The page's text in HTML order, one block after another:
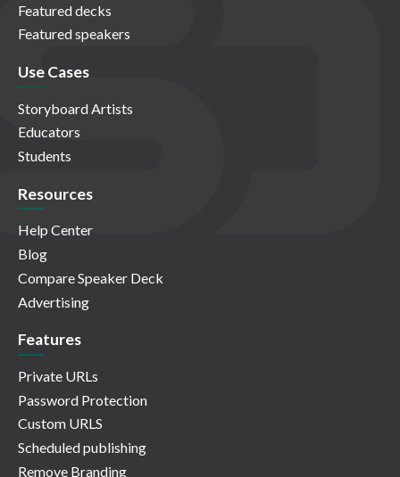
Featured decks
Featured speakers
Use Cases
Storyboard Artists
Educators
Students
Resources
Help Center
Blog
Compare Speaker Deck
Advertising
Features
Private URLs
Password Protection
Custom URLS
Scheduled publishing
Remove Branding